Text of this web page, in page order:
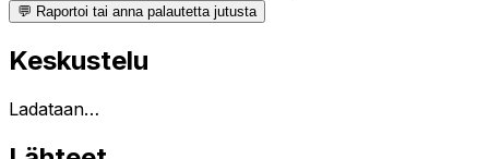
💬 Raportoi tai anna palautetta jutusta
Keskustelu
Ladataan…